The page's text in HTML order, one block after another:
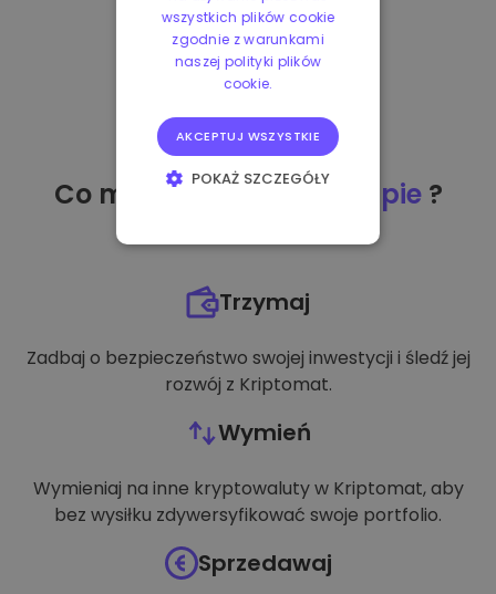
Co mogę zrobićpo zakupie?
Trzymaj
Zadbaj o bezpieczeństwo swojej inwestycji i śledź jej
rozwój z Kriptomat.
Wymień
Wymieniaj na inne kryptowaluty w Kriptomat, aby
bez wysiłku zdywersyfikować swoje portfolio.
Sprzedawaj
wszystkich plików cookie
zgodnie z warunkami
naszej polityki plików
cookie.
AKCEPTUJ WSZYSTKIE
POKAŻ SZCZEGÓŁY
TARGETOWANIE
FUNKCJONALNOŚĆ